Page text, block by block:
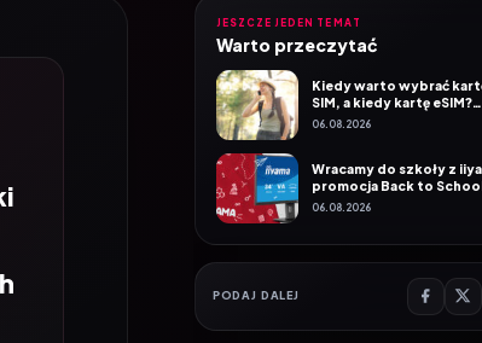
Warto przeczytać
Kiedy warto wybrać kartę
Poradnik Mobile Vikings
06.08.2026
wybrane monitory
06.08.2026
PODAJ DALEJ